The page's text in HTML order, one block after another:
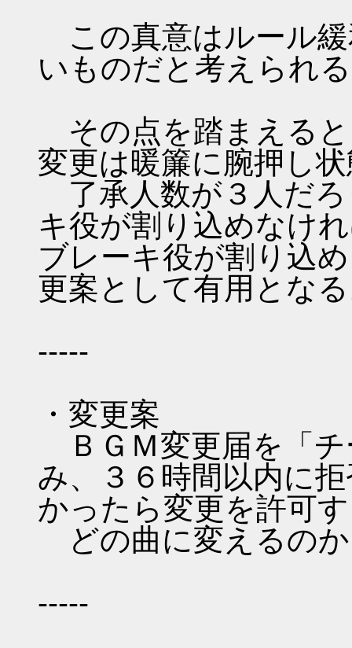
この真意はルール
いものだと考えられ
その点を踏まえる
変更は暖簾に腕押し
了承人数が３人だ
キ役が割り込めなけ
ブレーキ役が割り込
更案として有用とな
-----
・変更案
ＢＧＭ変更届を「チ
み、３６時間以内に
かったら変更を許可
どの曲に変えるの
-----